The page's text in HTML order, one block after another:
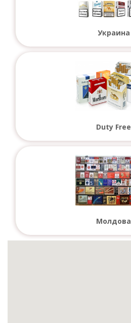
Украина
Duty Free
Молдова